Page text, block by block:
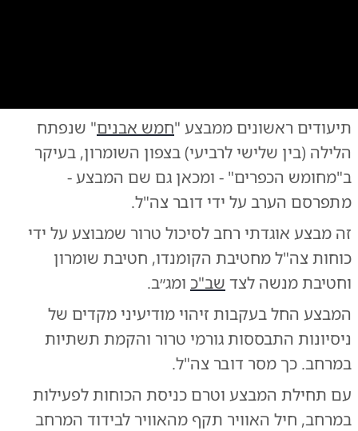
המבצע הצבאי 'חמש אבנים' ביו"ש |צילום: צילום: דובר צה"ל תיעודים ראשונים ממבצע "חמש אבנים" שנפתח
הלילה (בין שלישי לרביעי) בצפון השומרון, בעיקר
ב"מחומש הכפרים" - ומכאן גם שם המבצע -
מתפרסם הערב על ידי דובר צה"ל.
זה מבצע אוגדתי רחב לסיכול טרור שמבוצע על ידי
כוחות צה"ל מחטיבת הקומנדו, חטיבת שומרון
וחטיבת מנשה לצד שב"כ ומג״ב.
המבצע החל בעקבות זיהוי מודיעיני מקדים של
ניסיונות התבססות גורמי טרור והקמת תשתיות
במרחב. כך מסר דובר צה"ל.
עם תחילת המבצע וטרם כניסת הכוחות לפעילות
במרחב, חיל האוויר תקף מהאוויר לבידוד המרחב